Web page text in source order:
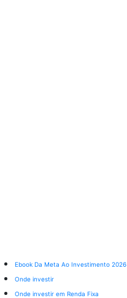
Ebook Da Meta Ao Investimento 2026
Onde investir
Onde investir em Renda Fixa